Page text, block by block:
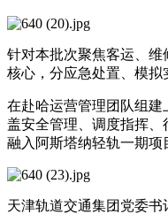
针对本批次聚焦客运、
核心，分应急处置、模拟
在赴哈运营管理团队组
盖安全管理、调度指挥
融入阿斯塔纳轻轨一期项
天津轨道交通集团党委